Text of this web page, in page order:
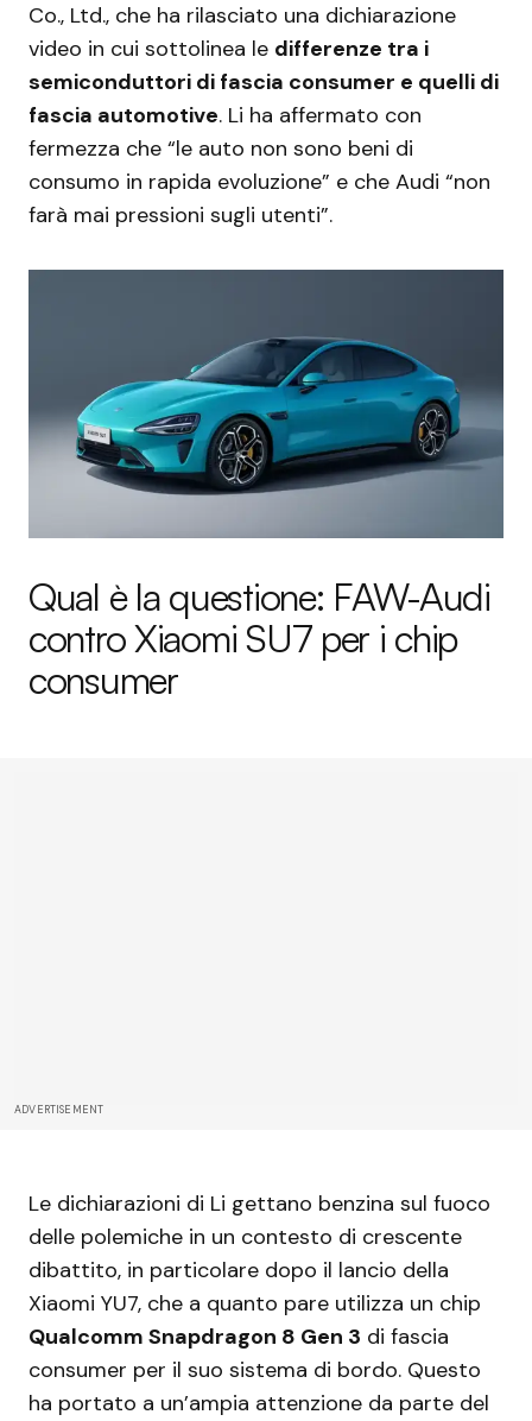
Co., Ltd., che ha rilasciato una dichiarazione
video in cui sottolinea le differenze tra i
semiconduttori di fascia consumer e quelli di
fascia automotive. Li ha affermato con
fermezza che “le auto non sono beni di
consumo in rapida evoluzione” e che Audi “non
farà mai pressioni sugli utenti”.
Qual è la questione: FAW-Audi
contro Xiaomi SU7 per i chip
consumer
ADVERTISEMENT
Le dichiarazioni di Li gettano benzina sul fuoco
delle polemiche in un contesto di crescente
dibattito, in particolare dopo il lancio della
Xiaomi YU7, che a quanto pare utilizza un chip
Qualcomm Snapdragon 8 Gen 3 di fascia
consumer per il suo sistema di bordo. Questo
ha portato a un’ampia attenzione da parte del